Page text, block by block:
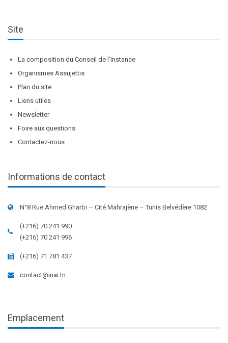
Site
La composition du Conseil de l’Instance
Organismes Assujettis
Plan du site
Liens utiles
Newsletter
Foire aux questions
Contactez-nous
Informations de contact
N°8 Rue Ahmed Gharbi – Cité Mahrajène – Tunis Belvédère 1082
(+216) 70 241 990
(+216) 70 241 996
(+216) 71 781 437
contact@inai.tn
Emplacement